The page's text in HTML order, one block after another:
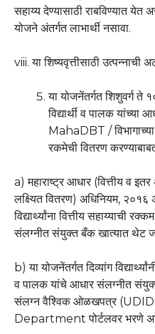
सहाय्य देण्यासाठी राबविण्यात येत
योजने अंतर्गत लाभार्थी नसावा.
viii. या शिष्यवृत्तीसाठी उत्पन्नाची
या योजनेंतर्गत शिशुवर्ग ते
विद्यार्थी व पालक
MahaDBT / विभागाच्या
रकमेची वितरण
a) महाराष्ट्र आधार (वित्तीय व
लक्ष्यित वितरण) अधिनियम, २०१६
विद्यार्थ्यांना वित्तीय सहाय्याची
संलग्नीत संयुक्त बँक खात्यात थेट
b) या योजनेंतर्गत दिव्यांग
व पालक यांचे आधार संलग्नीत
संलग्न वैश्विक ओळखपत्र
Department पोर्टलवर भरणे